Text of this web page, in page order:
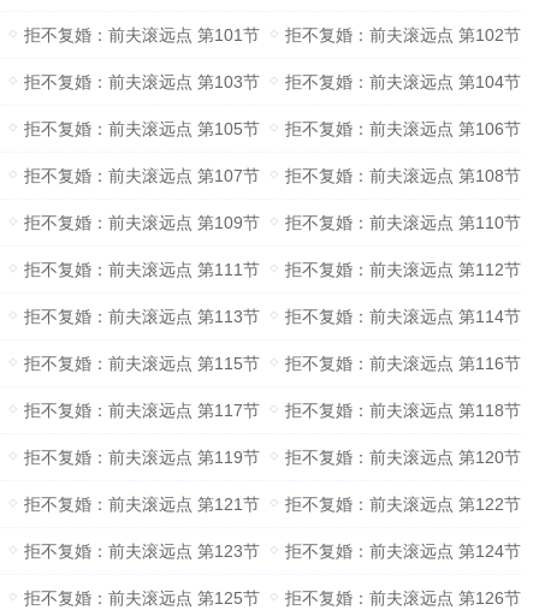
拒不复婚：前夫滚远点 第101节 拒不复婚：前夫滚远点 第102节
拒不复婚：前夫滚远点 第103节 拒不复婚：前夫滚远点 第104节
拒不复婚：前夫滚远点 第105节 拒不复婚：前夫滚远点 第106节
拒不复婚：前夫滚远点 第107节 拒不复婚：前夫滚远点 第108节
拒不复婚：前夫滚远点 第109节 拒不复婚：前夫滚远点 第110节
拒不复婚：前夫滚远点 第111节 拒不复婚：前夫滚远点 第112节
拒不复婚：前夫滚远点 第113节 拒不复婚：前夫滚远点 第114节
拒不复婚：前夫滚远点 第115节 拒不复婚：前夫滚远点 第116节
拒不复婚：前夫滚远点 第117节 拒不复婚：前夫滚远点 第118节
拒不复婚：前夫滚远点 第119节 拒不复婚：前夫滚远点 第120节
拒不复婚：前夫滚远点 第121节 拒不复婚：前夫滚远点 第122节
拒不复婚：前夫滚远点 第123节 拒不复婚：前夫滚远点 第124节
拒不复婚：前夫滚远点 第125节 拒不复婚：前夫滚远点 第126节